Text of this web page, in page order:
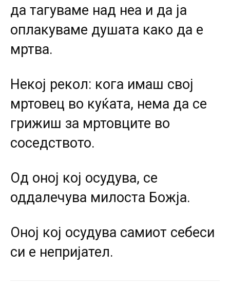
да тагуваме над неа и да ја
оплакуваме душата како да е
мртва.
Некој рекол: кога имаш свој
мртовец во куќата, нема да се
грижиш за мртовците во
соседството.
Од оној кој осудува, се
оддалечува милоста Божја.
Оној кој осудува самиот себеси
си е непријател.